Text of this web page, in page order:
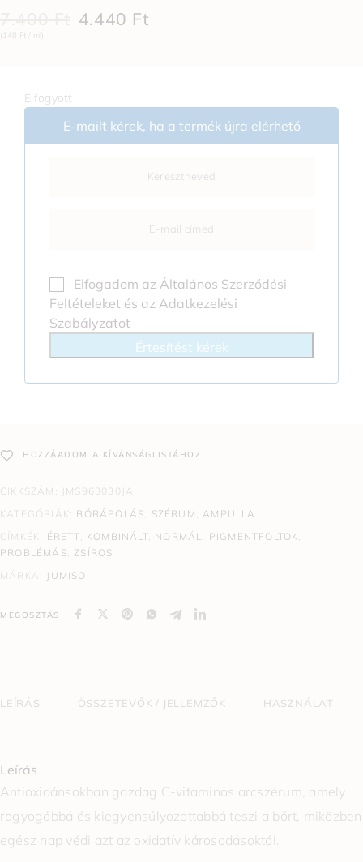
4.440 Ft
(148 Ft / ml)
Elfogyott
E-mailt kérek, ha a termék újra elérhető
Elfogadom az Általános Szerződési
Feltételeket és az Adatkezelési
Szabályzatot
Értesítést kérek
HOZZÁADOM A KÍVÁNSÁGLISTÁHOZ
CIKKSZÁM:
JMS963030JA
KATEGÓRIÁK: BŐRÁPOLÁS, SZÉRUM, AMPULLA
CÍMKÉK: ÉRETT, KOMBINÁLT, NORMÁL, PIGMENTFOLTOK,
PROBLÉMÁS, ZSÍROS
MÁRKA: JUMISO
MEGOSZTÁS
LEÍRÁS ÖSSZETEVŐK / JELLEMZŐK HASZNÁLAT
Leírás
Antioxidánsokban gazdag C-vitaminos arcszérum, amely
ragyogóbbá és kiegyensúlyozottabbá teszi a bőrt, miközben
egész nap védi azt az oxidatív károsodásoktól.